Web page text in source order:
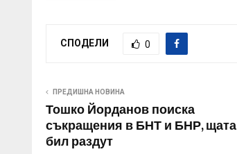
СПОДЕЛИ 0
ПРЕДИШНА НОВИНА
Тошко Йорданов поиска
съкращения в БНТ и БНР, щата
бил раздут